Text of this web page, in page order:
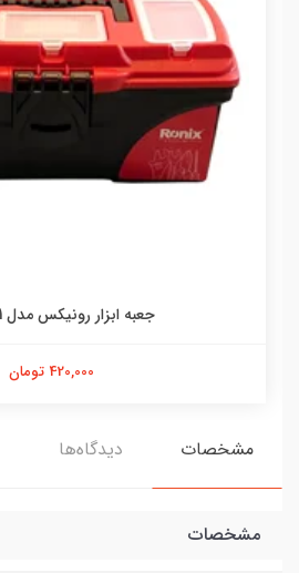
جعبه ابزار رونیکس مدل RH-9151
420,000 تومان
مشخصات دیدگاه‌ها
مشخصات